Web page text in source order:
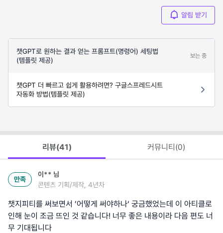
알림 받기
챗GPT로 원하는 결과 얻는 프롬프트(명령어) 세팅법
(템플릿 제공)
보는 중
챗GPT 더 빠르고 쉽게 활용하려면? 구글스프레드시트
자동화 방법(템플릿 제공)
리뷰(41) 커뮤니티(0)
만족
이** 님
콘텐츠 기획/제작, 4년차
챗지피티를 써보면서 ’어떻게 써야하나‘ 궁금했었는데 이 아티클로
인해 눈이 조금 뜨인 것 같습니다! 너무 좋은 내용이라 다음 편도 너
무 기대됩니다